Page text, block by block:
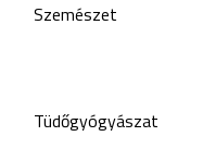
Szemészet
Tüdőgyógyászat